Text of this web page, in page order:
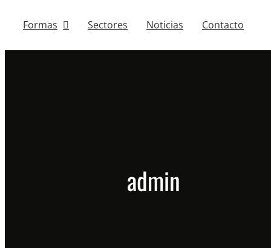
Formas Sectores Noticias Contacto
admin